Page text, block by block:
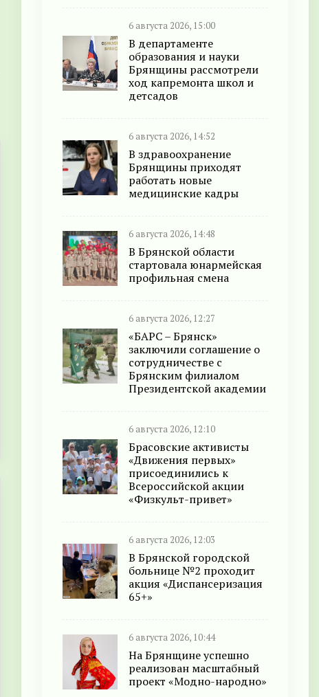
6 августа 2026, 15:00
В департаменте
образования и науки
Брянщины рассмотрели
ход капремонта школ и
детсадов
6 августа 2026, 14:52
В здравоохранение
Брянщины приходят
работать новые
медицинские кадры
6 августа 2026, 14:48
В Брянской области
стартовала юнармейская
профильная смена
6 августа 2026, 12:27
«БАРС – Брянск»
заключили соглашение о
сотрудничестве с
Брянским филиалом
Президентской академии
6 августа 2026, 12:10
Брасовские активисты
«Движения первых»
присоединились к
Всероссийской акции
«Физкульт-привет»
6 августа 2026, 12:03
В Брянской городской
больнице №2 проходит
акция «Диспансеризация
65+»
6 августа 2026, 10:44
На Брянщине успешно
реализован масштабный
проект «Модно-народно»